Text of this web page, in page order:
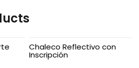
Chaleco Reflectivo con
Inscripción